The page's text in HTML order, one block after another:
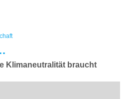
Klimaneutralität braucht